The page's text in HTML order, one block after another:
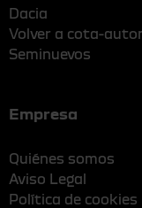
Dacia
Volver a cota-
Seminuevos
Empresa
Quiénes somos
Aviso Legal
Política de cookies